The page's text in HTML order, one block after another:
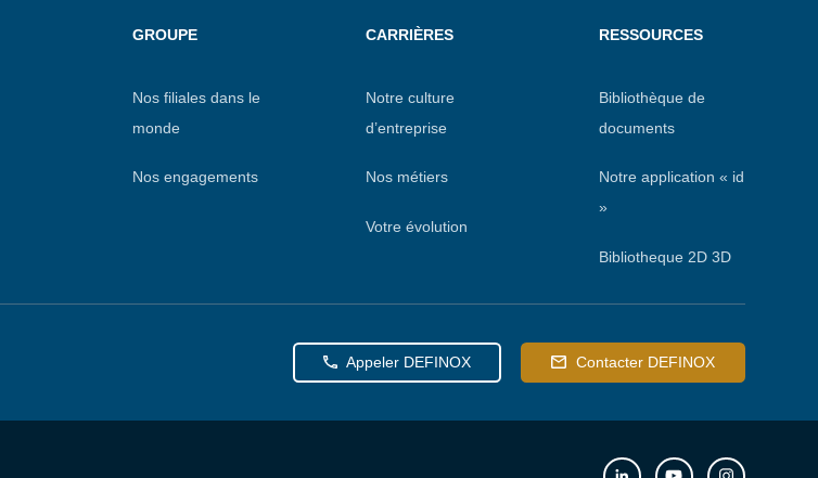
GROUPE
Nos filiales dans le
monde
Nos engagements
CARRIÈRES
Notre culture
d’entreprise
Nos métiers
Votre évolution
RESSOURCES
Bibliothèque de
documents
Notre application « id
»
Bibliotheque 2D 3D
Appeler DEFINOX Contacter DEFINOX